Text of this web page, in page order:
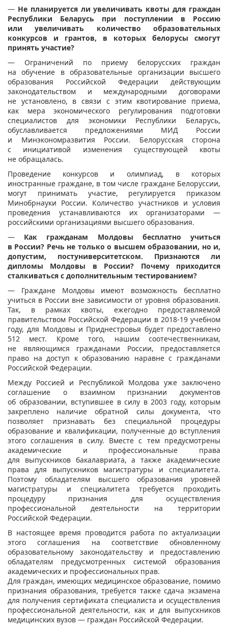
— Не планируется ли увеличивать квоты для граждан
Республики Беларусь при поступлении в Россию
или увеличивать количество образовательных
конкурсов и грантов, в которых белорусы смогут
принять участие?
— Ограничений по приему белорусских граждан
на обучение в образовательные организации высшего
образования Российской Федерации действующим
законодательством и международными договорами
не установлено, в связи с этим квотирование приема,
как мера экономического регулирования подготовки
специалистов для экономики Республики Беларусь,
обуславливается предложениями МИД России
и Минэкономразвития России. Белорусская сторона
с инициативой изменения существующей квоты
не обращалась.
Проведение конкурсов и олимпиад, в которых
иностранные граждане, в том числе граждане Белоруссии,
могут принимать участие, регулируется приказом
Минобрнауки России. Количество участников и условия
проведения устанавливаются их организаторами —
российскими организациями высшего образования.
— Как гражданам Молдовы бесплатно учиться
в России? Речь не только о высшем образовании, но и,
допустим, постуниверситетском. Признаются ли
дипломы Молдовы в России? Почему приходится
сталкиваться с дополнительным тестированием?
— Граждане Молдовы имеют возможность бесплатно
учиться в России вне зависимости от уровня образования.
Так, в рамках квоты, ежегодно предоставляемой
правительством Российской Федерации в 2018-19 учебном
году, для Молдовы и Приднестровья будет предоставлено
512 мест. Кроме того, нашим соотечественникам,
не являющимся гражданами России, предоставляется
право на доступ к образованию наравне с гражданами
Российской Федерации.
Между Россией и Республикой Молдова уже заключено
соглашение о взаимном признании документов
об образовании, вступившее в силу в 2003 году, которым
закреплено наличие обратной силы документа, что
позволяет признавать без специальной процедуры
образование и квалификации, полученные до вступления
этого соглашения в силу. Вместе с тем предусмотрены
академические и профессиональные права
для выпускников бакалавриата, а также академические
права для выпускников магистратуры и специалитета.
Поэтому обладателям высшего образования уровней
магистратуры и специалитета требуется проходить
процедуру признания для осуществления
профессиональной деятельности на территории
Российской Федерации.
В настоящее время проводится работа по актуализации
этого соглашения на соответствие обновленному
образовательному законодательству и предоставлению
обладателям предусмотренных системой образования
академических и профессиональных прав.
Для граждан, имеющих медицинское образование, помимо
признания образования, требуется также сдача экзамена
для получения сертификата специалиста и осуществления
профессиональной деятельности, как и для выпускников
медицинских вузов — граждан Российской Федерации.